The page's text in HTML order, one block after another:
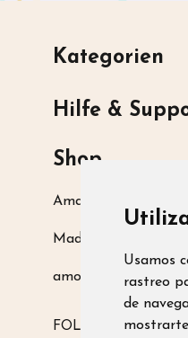
Usamos
rastreo
de
Kategorien
Hilfe &
Shop
Amarsupiel S.L.
Madrid, Spanien
FOLGE UNS AUF